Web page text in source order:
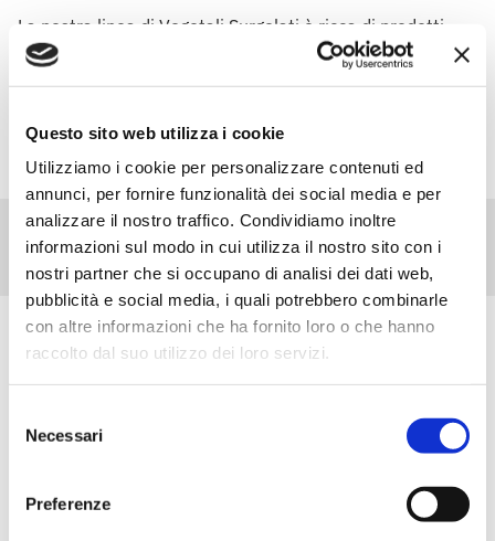
Questo sito web utilizza i cookie
Utilizziamo i cookie per personalizzare contenuti ed
annunci, per fornire funzionalità dei social media e per
analizzare il nostro traffico. Condividiamo inoltre
informazioni sul modo in cui utilizza il nostro sito con i
nostri partner che si occupano di analisi dei dati web,
pubblicità e social media, i quali potrebbero combinarle
con altre informazioni che ha fornito loro o che hanno
raccolto dal suo utilizzo dei loro servizi.
delNecessari
Preferenze
La nostra linea di Vegetali Surgelati è ricca di prodotti
facili e veloci da preparare. Ideali per portare in tavola
gusto e leggerezza.
Scopri tutti i prodotti correlati